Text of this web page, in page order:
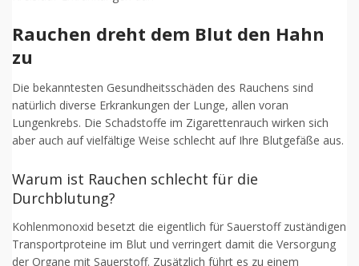
Rauchen dreht dem Blut den Hahn
zu
Die bekanntesten Gesundheitsschäden des Rauchens sind
natürlich diverse Erkrankungen der Lunge, allen voran
Lungenkrebs. Die Schadstoffe im Zigarettenrauch wirken sich
aber auch auf vielfältige Weise schlecht auf Ihre Blutgefäße aus.
Warum ist Rauchen schlecht für die
Durchblutung?
Kohlenmonoxid besetzt die eigentlich für Sauerstoff zuständigen
Transportproteine im Blut und verringert damit die Versorgung
der Organe mit Sauerstoff. Zusätzlich führt es zu einem